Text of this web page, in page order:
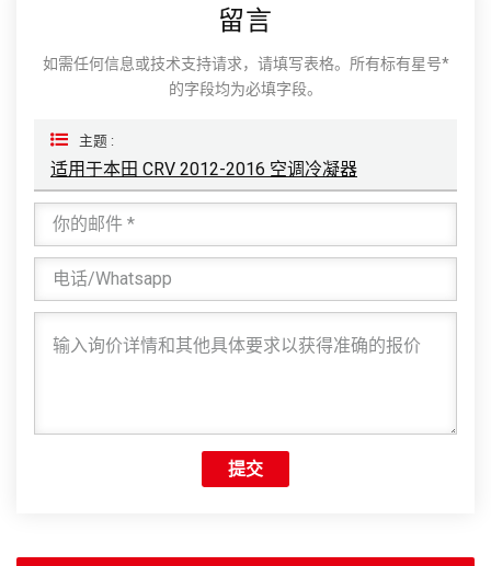
留言
如需任何信息或技术支持请求，请填写表格。所有标有星号*
的字段均为必填字段。
主题 :
适用于本田 CRV 2012-2016 空调冷凝器
提交